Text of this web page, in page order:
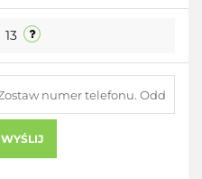
13
WYŚLIJ